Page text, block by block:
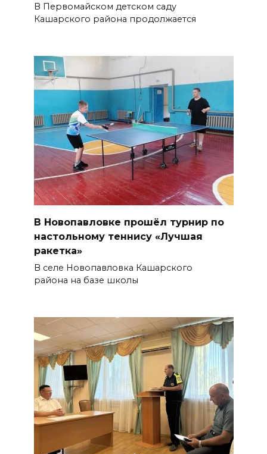
В Первомайском детском саду
Кашарского района продолжается
В Новопавловке прошёл турнир по
настольному теннису «Лучшая
ракетка»
В селе Новопавловка Кашарского
района на базе школы